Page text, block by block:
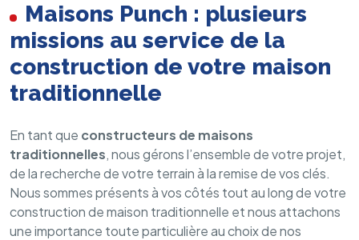
Maisons Punch : plusieurs
missions au service de la
construction de votre maison
traditionnelle
En tant que constructeurs de maisons
traditionnelles, nous gérons l’ensemble de votre projet,
de la recherche de votre terrain à la remise de vos clés.
Nous sommes présents à vos côtés tout au long de votre
construction de maison traditionnelle et nous attachons
une importance toute particulière au choix de nos